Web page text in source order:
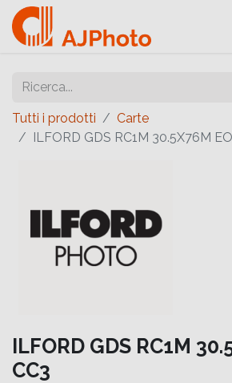
Tutti i prodotti
Carte
ILFORD GDS RC1M 30.5X76M
ILFORD GDS RC1M
CC3